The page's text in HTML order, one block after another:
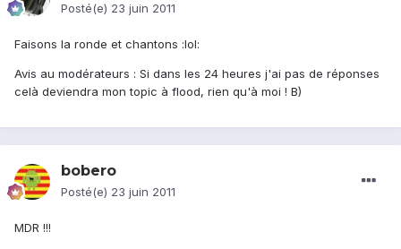
Posté(e) 23 juin 2011
Faisons la ronde et chantons :lol:
Avis au modérateurs : Si dans les 24 heures j'ai pas de réponses
celà deviendra mon topic à flood, rien qu'à moi ! B)
bobero
Posté(e) 23 juin 2011
MDR !!!